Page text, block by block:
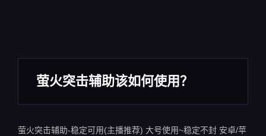
萤火突击辅助该如何使用？
萤火突击辅助-稳定可用(主播推荐) 大号使用~稳定不封 安卓/苹